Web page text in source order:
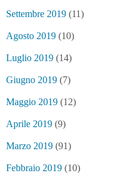
Settembre 2019 (11)
Agosto 2019 (10)
Luglio 2019 (14)
Giugno 2019 (7)
Maggio 2019 (12)
Aprile 2019 (9)
Marzo 2019 (91)
Febbraio 2019 (10)